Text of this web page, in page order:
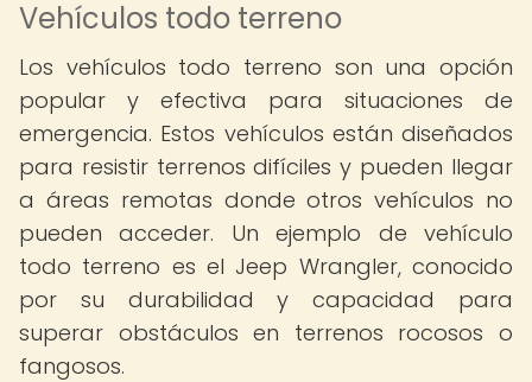
Vehículos todo terreno
Los vehículos todo terreno son una opción
popular y efectiva para situaciones de
emergencia. Estos vehículos están diseñados
para resistir terrenos difíciles y pueden llegar
a áreas remotas donde otros vehículos no
pueden acceder. Un ejemplo de vehículo
todo terreno es el Jeep Wrangler, conocido
por su durabilidad y capacidad para
superar obstáculos en terrenos rocosos o
fangosos.